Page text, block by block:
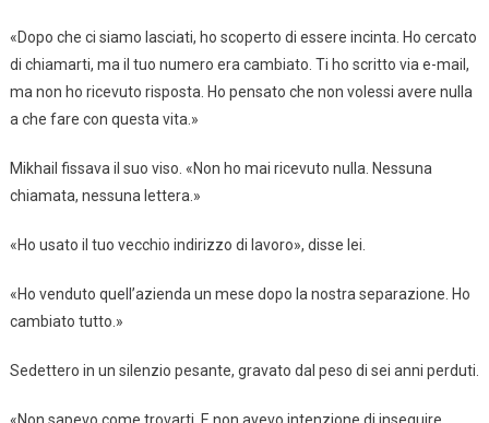
«Dopo che ci siamo lasciati, ho scoperto di essere incinta. Ho cercato
di chiamarti, ma il tuo numero era cambiato. Ti ho scritto via e-mail,
ma non ho ricevuto risposta. Ho pensato che non volessi avere nulla
a che fare con questa vita.»
Mikhail fissava il suo viso. «Non ho mai ricevuto nulla. Nessuna
chiamata, nessuna lettera.»
«Ho usato il tuo vecchio indirizzo di lavoro», disse lei.
«Ho venduto quell’azienda un mese dopo la nostra separazione. Ho
cambiato tutto.»
Sedettero in un silenzio pesante, gravato dal peso di sei anni perduti.